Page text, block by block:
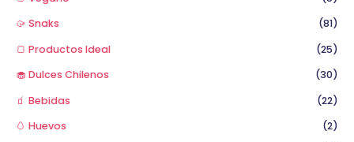
🥠 Snaks
(81)
🍞 Productos Ideal
(25)
🧁 Dulces Chilenos
(30)
🧃 Bebidas
(22)
🥚 Huevos
(2)